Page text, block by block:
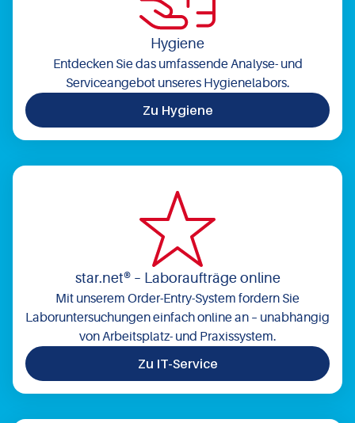
Hygiene
Entdecken Sie das umfassende Analyse- und
Serviceangebot unseres Hygienelabors.
Zu Hygiene
star.net® – Laboraufträge online
Mit unserem Order-Entry-System fordern Sie
Laboruntersuchungen einfach online an – unabhängig
von Arbeitsplatz- und Praxissystem.
Zu IT-Service